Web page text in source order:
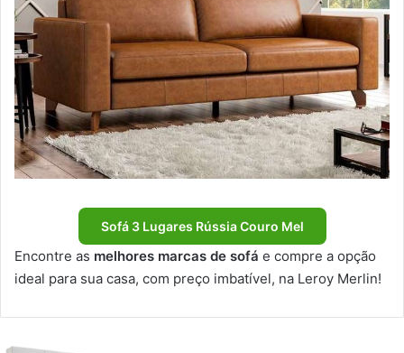
Sofá 3 Lugares Rússia Couro Mel
Encontre as melhores marcas de sofá e compre a opção
ideal para sua casa, com preço imbatível, na Leroy Merlin!